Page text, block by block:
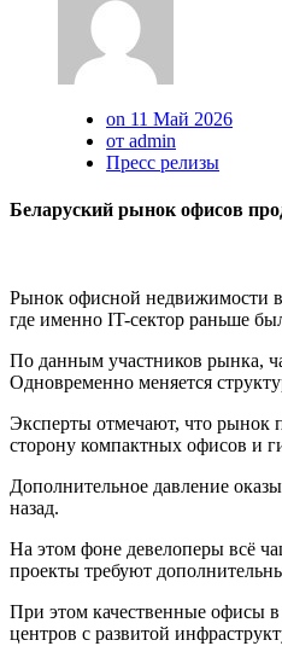
on 11 Май 2026
от admin
Пресс релизы
Беларуский рынок офисов
Рынок офисной недвижимости в
где именно IT-сектор раньше
По данным участников рынка,
Одновременно меняется
Эксперты отмечают, что рынок
сторону компактных офисов и
Дополнительное давление
назад.
На этом фоне девелоперы всё
проекты требуют
При этом качественные офисы
центров с развитой